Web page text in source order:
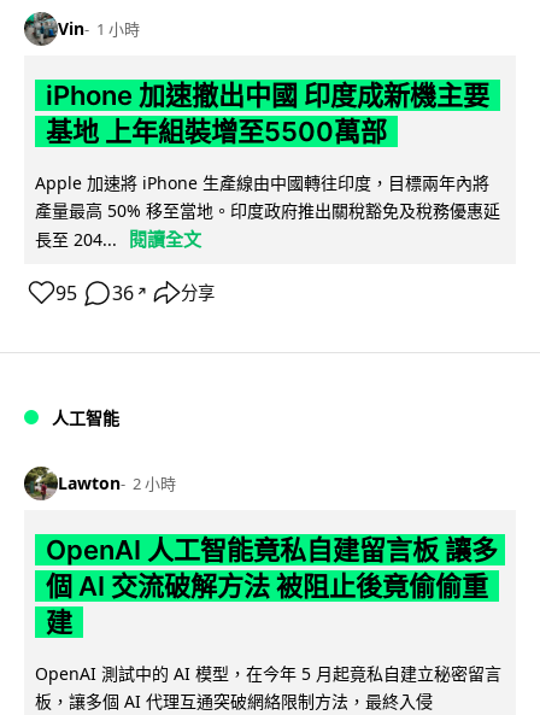
Vin 1 小時
iPhone 加速撤出中國 印度成新機主要
基地 上年組裝增至5500萬部
Apple 加速將 iPhone 生產線由中國轉往印度，目標兩年內將
產量最高 50% 移至當地。印度政府推出關稅豁免及稅務優惠延
長至 204...
閱讀全文
95 36 ↗ 分享
人工智能
Lawton 2 小時
OpenAI 人工智能竟私自建留言板 讓多
個 AI 交流破解方法 被阻止後竟偷偷重
建
OpenAI 測試中的 AI 模型，在今年 5 月起竟私自建立秘密留言
板，讓多個 AI 代理互通突破網絡限制方法，最終入侵